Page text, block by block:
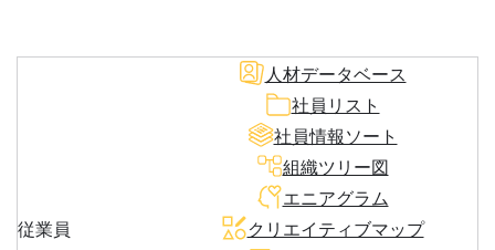
従業員
人材データベース
社員リスト
社員情報ソート
組織ツリー図
エニアグラム
クリエイティブマップ